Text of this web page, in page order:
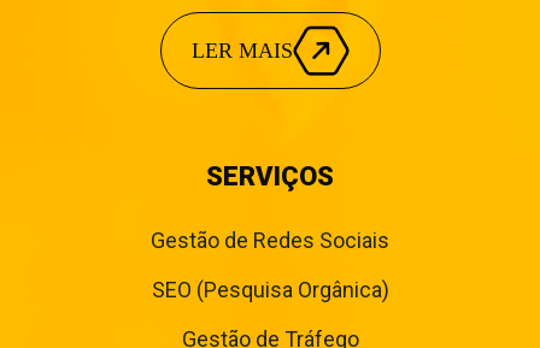
LER MAIS
SERVIÇOS
Gestão de Redes Sociais
SEO (Pesquisa Orgânica)
Gestão de Tráfego